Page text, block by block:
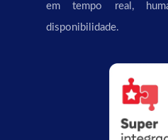
em tempo real,
disponibilidade.